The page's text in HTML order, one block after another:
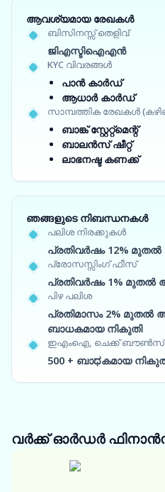
ആവശ്യമായ രേഖകൾ
ബിസിനസ്സ് തെളിവ്
ജിഎസ്ടിഐഎൻ
KYC വിവരങ്ങൾ
പാൻ കാർഡ്
ആധാർ കാർഡ്
സാമ്പത്തിക രേഖകൾ
ബാങ്ക് സ്റ്റേറ്റ്‌മെന്റ്
ബാലൻസ് ഷീറ്റ്
ലാഭനഷ്ട കണക്ക്
ഞങ്ങളുടെ നിബന്ധനകൾ
പലിശ നിരക്കുകൾ
പ്രതിവർഷം 12%
പ്രോസസ്സിംഗ് ഫീസ്
പ്രതിവർഷം 1% മുതൽ
പിഴ പലിശ
പ്രതിമാസം 2% മുതൽ
ബാധകമായ നികുതി
ഇഎംഐ, ചെക്ക് ബൗൺസ്
500 + ബാಧകമായ
വർക്ക് ഓർഡർ